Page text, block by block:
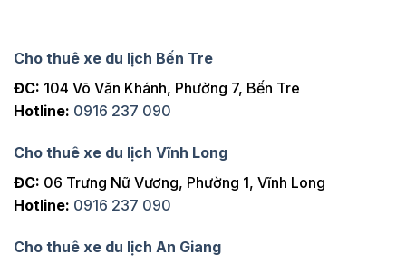
Cho thuê xe du lịch Bến Tre
ĐC: 104 Võ Văn Khánh, Phường 7, Bến Tre
Hotline: 0916 237 090
Cho thuê xe du lịch Vĩnh Long
ĐC: 06 Trưng Nữ Vương, Phường 1, Vĩnh Long
Hotline: 0916 237 090
Cho thuê xe du lịch An Giang